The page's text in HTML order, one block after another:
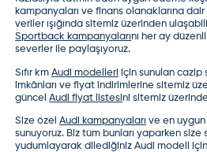
kampanyaları ve finans olanaklarına
veriler ışığında sitemiz üzerinden
Sportback kampanyalarını her ay
severler ile paylaşıyoruz.
Sıfır kmAudi modelleri
için sunulan cazip
imkânları ve fiyat indirimlerine sitemiz
güncelAudi fiyat listesini sitemiz
Size özelAudi kampanyaları ve en
sunuyoruz. Biz tüm bunları yaparken size
yudumlayarak dilediğiniz Audi modeli